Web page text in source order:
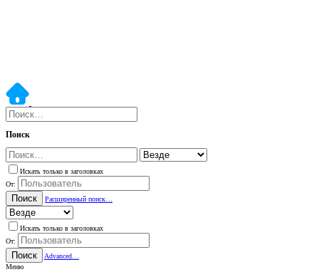
Поиск
Искать только в заголовках
От:
Поиск Расширенный поиск…
Искать только в заголовках
От:
Поиск
Advanced…
Меню